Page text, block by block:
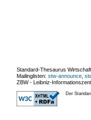
Standard-Thesaurus
Mailinglisten: stw-announce
ZBW - Leibniz-
Der